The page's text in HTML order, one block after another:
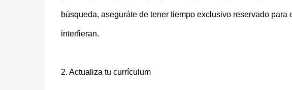
búsqueda, aseguráte de tener tiempo exclusivo reservado
interfieran.
2. Actualiza tu currículum